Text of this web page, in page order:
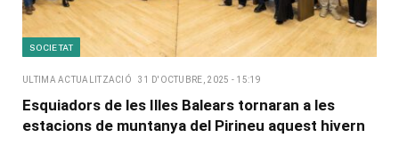
SOCIETAT
ULTIMA ACTUALITZACIÓ 31 D'OCTUBRE, 2025 - 15:19
Esquiadors de les Illes Balears tornaran a les
estacions de muntanya del Pirineu aquest hivern